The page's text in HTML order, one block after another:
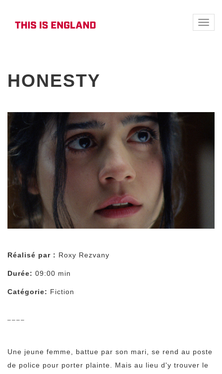
Toggle
HONESTY
Réalisé par : Roxy Rezvany
Durée: 09:00 min
Catégorie: Fiction
––––
Une jeune femme, battue par son mari, se rend au poste
de police pour porter plainte. Mais au lieu d'y trouver le